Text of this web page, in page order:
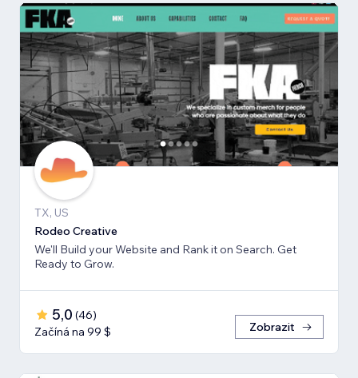
TX, US
Rodeo Creative
We'll Build your Website and Rank it on Search. Get
Ready to Grow.
5,0 (46)
Začíná na 99 $
Zobrazit